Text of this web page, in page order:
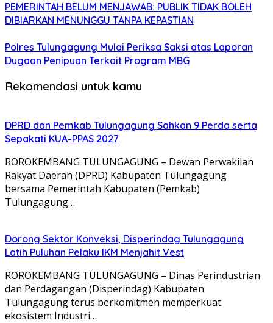
PEMERINTAH BELUM MENJAWAB: PUBLIK TIDAK BOLEH
DIBIARKAN MENUNGGU TANPA KEPASTIAN
Polres Tulungagung Mulai Periksa Saksi atas Laporan
Dugaan Penipuan Terkait Program MBG
Rekomendasi untuk kamu
DPRD dan Pemkab Tulungagung Sahkan 9 Perda serta
Sepakati KUA-PPAS 2027
ROROKEMBANG TULUNGAGUNG – Dewan Perwakilan
Rakyat Daerah (DPRD) Kabupaten Tulungagung
bersama Pemerintah Kabupaten (Pemkab)
Tulungagung…
Dorong Sektor Konveksi, Disperindag Tulungagung
Latih Puluhan Pelaku IKM Menjahit Vest
​ROROKEMBANG TULUNGAGUNG – Dinas Perindustrian
dan Perdagangan (Disperindag) Kabupaten
Tulungagung terus berkomitmen memperkuat
ekosistem Industri…